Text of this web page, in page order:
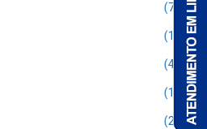
(7)
(1)
(4)
(1)
(2)